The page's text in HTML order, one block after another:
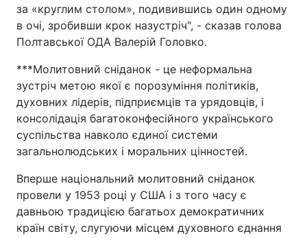
за «круглим столом», подивившись один одному
в очі, зробивши крок назустріч", - сказав голова
Полтавської ОДА Валерій Головко.
***Молитовний сніданок - це неформальна
зустріч метою якої є порозуміння політиків,
духовних лідерів, підприємців та урядовців, і
консолідація багатоконфесійного українського
суспільства навколо єдиної системи
загальнолюдських і моральних цінностей.
Вперше національний молитовний сніданок
провели у 1953 році у США і з того часу є
давньою традицією багатьох демократичних
країн світу, слугуючи місцем духовного єднання